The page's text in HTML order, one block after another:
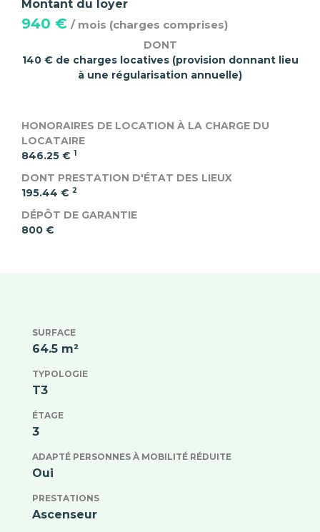
Montant du loyer
940 € / mois
DONT
140 € de charges locatives (provision donnant lieu
à une régularisation annuelle)
HONORAIRES DE LOCATION À LA CHARGE DU
LOCATAIRE
846.25 € 1
DÉPÔT DE GARANTIE
800 €
DONT PRESTATION D'ÉTAT DES LIEUX
195.44 € 2
SURFACE
64.5 m²
TYPOLOGIE
T3
ÉTAGE
3
ADAPTÉ PERSONNES À MOBILITÉ RÉDUITE
Oui
PRESTATIONS
Ascenseur